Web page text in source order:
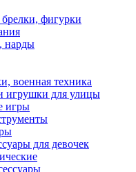
фигурки
нарды
военная техника
игрушки для улицы
игры
для девочек